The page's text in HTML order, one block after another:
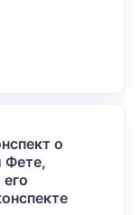
о
Фете,